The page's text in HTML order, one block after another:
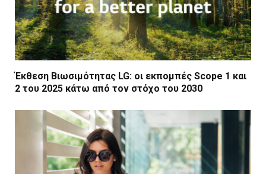
Έκθεση Βιωσιμότητας LG: οι εκπομπές Scope 1 και
2 του 2025 κάτω από τον στόχο του 2030